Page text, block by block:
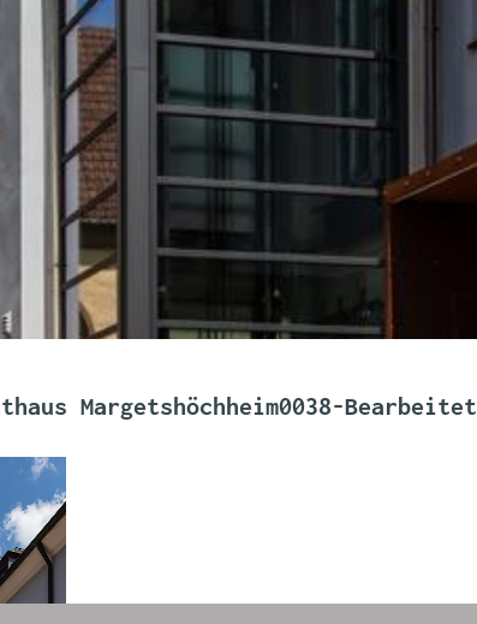
Margetshöchheim0038-Bearbeitet